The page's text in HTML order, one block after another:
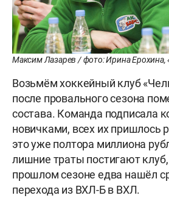
Максим Лазарев / фото: Ирина Ерохина,
Возьмём хоккейный клуб
после провального сезона
состава. Команда подписала
новичками, всех их пришлось
это уже полтора миллиона
лишние траты постигают
прошлом сезоне едва нашёл
перехода из ВХЛ-Б в ВХЛ.